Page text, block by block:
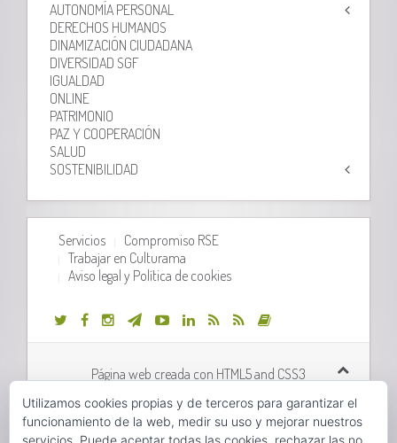
AUTONOMÍA PERSONAL
DERECHOS HUMANOS
DINAMIZACIÓN CIUDADANA
DIVERSIDAD SGF
IGUALDAD
ONLINE
PATRIMONIO
PAZ Y COOPERACIÓN
SALUD
SOSTENIBILIDAD
Servicios
Compromiso RSE
Trabajar en Culturama
Aviso legal y Política de cookies
Página web creada con HTML5 and CSS3
Desarrollo web realizado porOrix Systems
Utilizamos cookies propias y de terceros para garantizar el
funcionamiento de la web, medir su uso y mejorar nuestros
servicios. Puede aceptar todas las cookies, rechazar las no